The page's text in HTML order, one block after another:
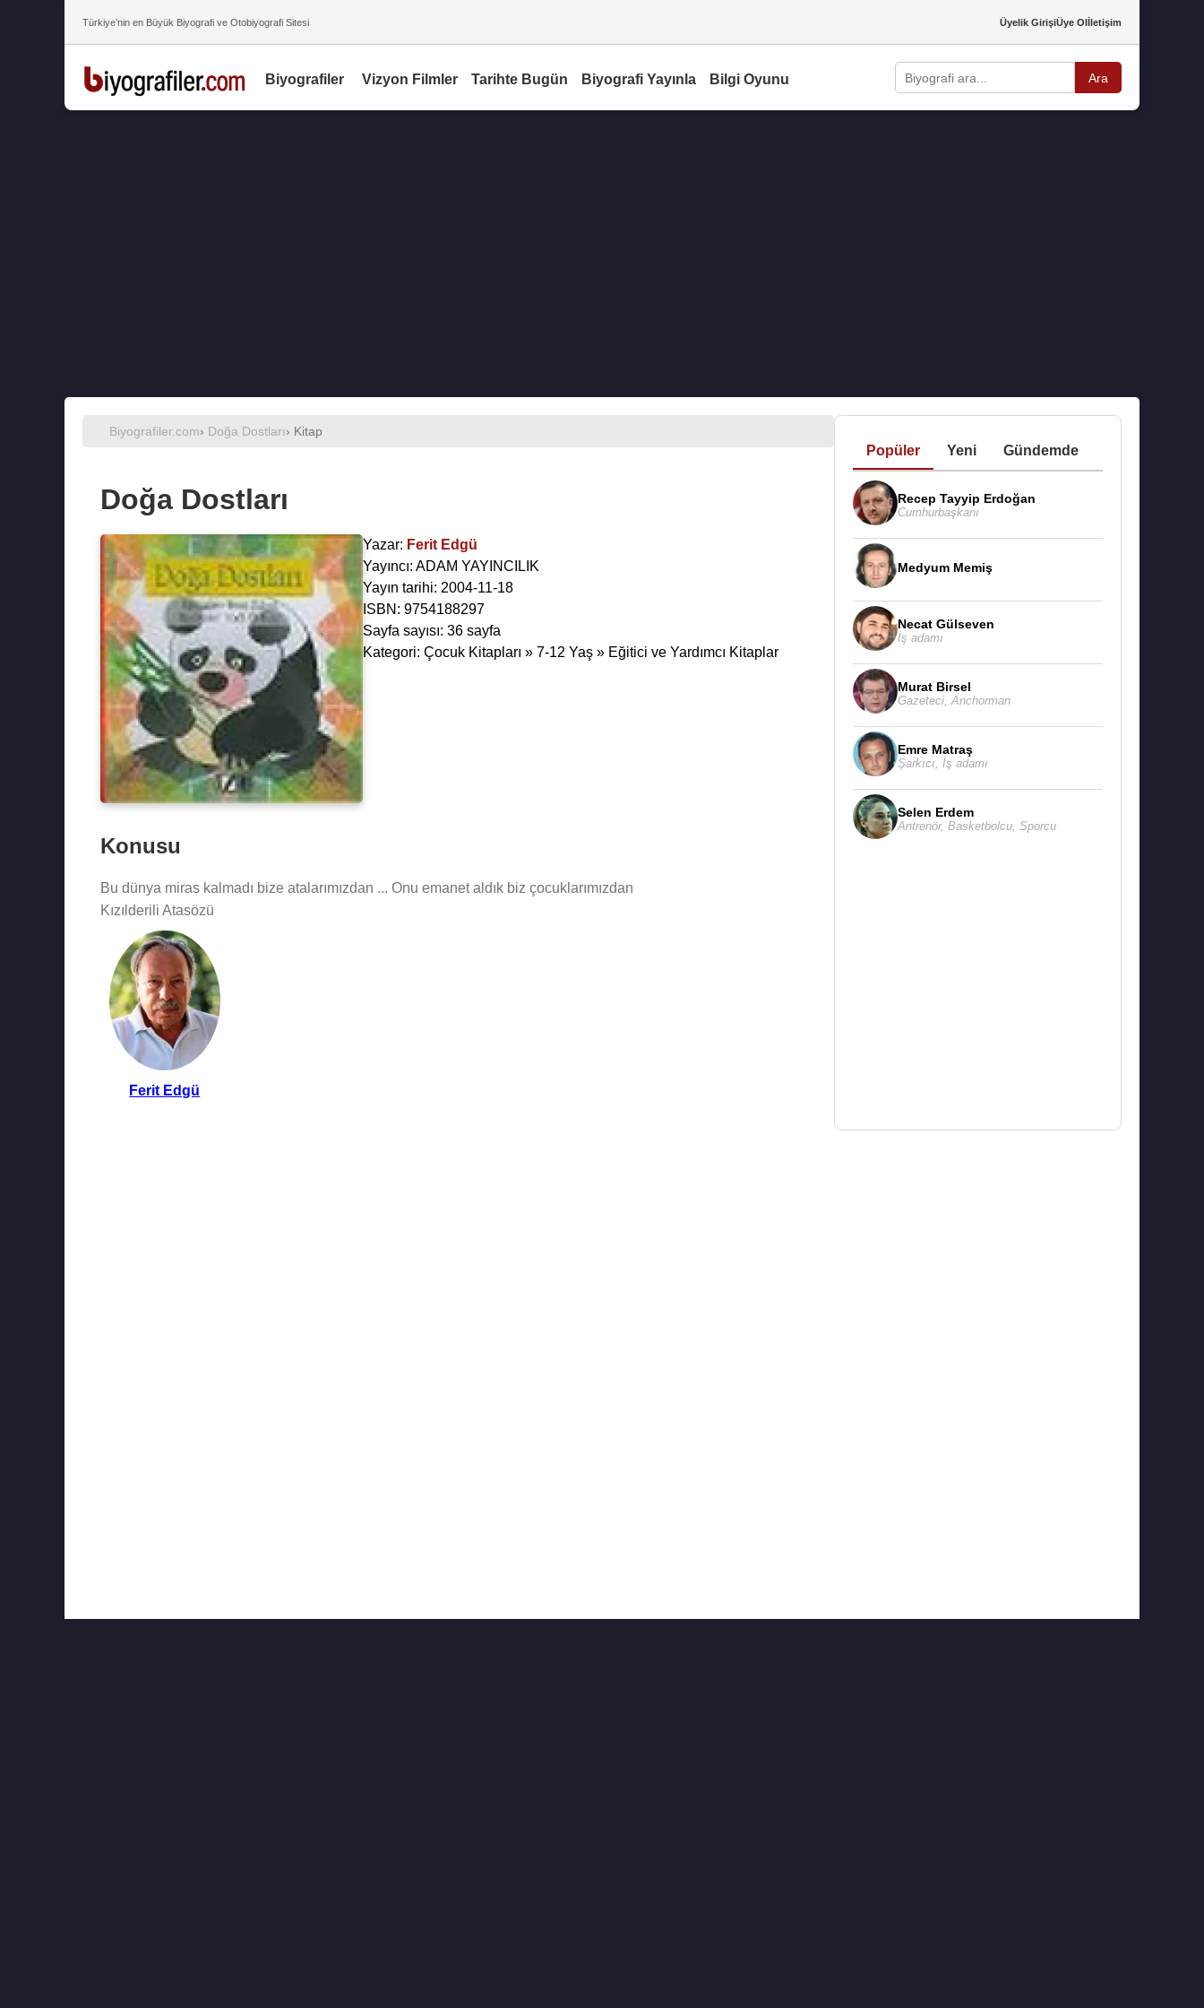
Türkiye’nin en Büyük Biyografi ve Otobiyografi Sitesi Üyelik GirişiÜye Olİletişim
Biyografiler Vizyon Filmler Tarihte Bugün Biyografi Yayınla Bilgi Oyunu Ara
Biyografiler.com› Doğa Dostları› Kitap
Doğa Dostları
Yazar: Ferit Edgü
Yayıncı: ADAM YAYINCILIK
Yayın tarihi: 2004-11-18
ISBN: 9754188297
Sayfa sayısı: 36 sayfa
Kategori: Çocuk Kitapları » 7-12 Yaş » Eğitici ve Yardımcı Kitaplar
Konusu
Bu dünya miras kalmadı bize atalarımızdan ... Onu emanet aldık biz çocuklarımızdan
Kızılderili Atasözü
Ferit Edgü
Popüler Yeni Gündemde
Recep Tayyip Erdoğan
Cumhurbaşkanı
Medyum Memiş
Necat Gülseven
İş adamı
Murat Birsel
Gazeteci, Anchorman
Emre Matraş
Şarkıcı İş adamı
Selen Erdem
Antrenör, Basketbolcu, Sporcu